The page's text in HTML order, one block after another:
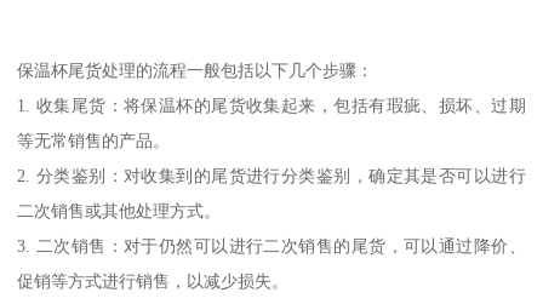
保温杯尾货处理的流程一般包括以下几个步骤：
1. 收集尾货：将保温杯的尾货收集起来，包括有瑕疵、损坏、过期
等无常销售的产品。
2. 分类鉴别：对收集到的尾货进行分类鉴别，确定其是否可以进行
二次销售或其他处理方式。
3. 二次销售：对于仍然可以进行二次销售的尾货，可以通过降价、
促销等方式进行销售，以减少损失。